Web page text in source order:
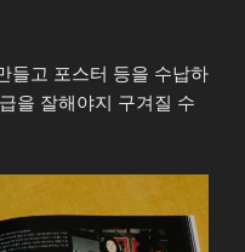
들고 포스터 등을 수납하
을 잘해야지 구겨질 수